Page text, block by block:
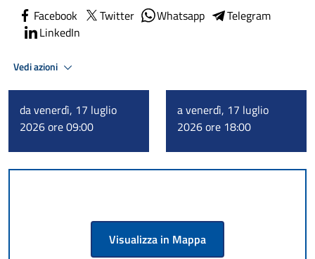
Facebook Twitter Whatsapp
Telegram
LinkedIn
Vedi azioni
da venerdì, 17 luglio
2026 ore 09:00
a venerdì, 17 luglio
2026 ore 18:00
Visualizza in Mappa